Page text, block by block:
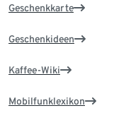
Geschenkkarte
Geschenkideen
Kaffee-Wiki
Mobilfunklexikon